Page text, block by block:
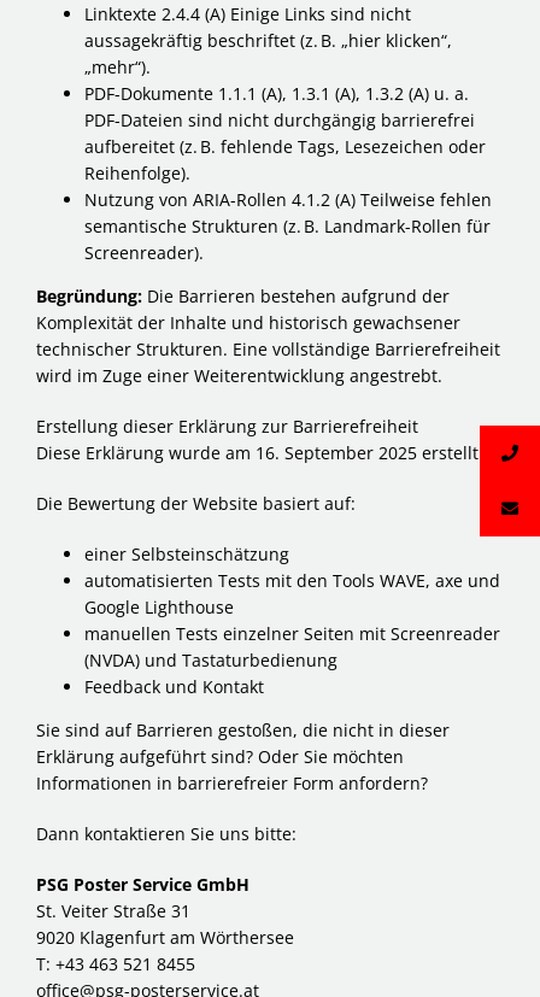
Linktexte 2.4.4 (A) Einige Links sind nicht
aussagekräftig beschriftet (z. B. „hier klicken“,
„mehr“).
PDF-Dokumente 1.1.1 (A), 1.3.1 (A), 1.3.2 (A) u. a.
PDF-Dateien sind nicht durchgängig barrierefrei
aufbereitet (z. B. fehlende Tags, Lesezeichen oder
Reihenfolge).
Nutzung von ARIA-Rollen 4.1.2 (A) Teilweise fehlen
semantische Strukturen (z. B. Landmark-Rollen für
Screenreader).
Begründung: Die Barrieren bestehen aufgrund der
Komplexität der Inhalte und historisch gewachsener
technischer Strukturen. Eine vollständige Barrierefreiheit
wird im Zuge einer Weiterentwicklung angestrebt.
Erstellung dieser Erklärung zur Barrierefreiheit
Diese Erklärung wurde am 16. September 2025 erstellt.
Die Bewertung der Website basiert auf:
einer Selbsteinschätzung
automatisierten Tests mit den Tools WAVE, axe und
Google Lighthouse
manuellen Tests einzelner Seiten mit Screenreader
(NVDA) und Tastaturbedienung
Feedback und Kontakt
Sie sind auf Barrieren gestoßen, die nicht in dieser
Erklärung aufgeführt sind? Oder Sie möchten
Informationen in barrierefreier Form anfordern?
Dann kontaktieren Sie uns bitte:
PSG Poster Service GmbH
St. Veiter Straße 31
9020 Klagenfurt am Wörthersee
T: +43 463 521 8455
office@psg-posterservice.at